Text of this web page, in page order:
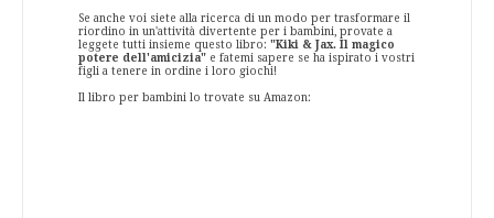
Se anche voi siete alla ricerca di un modo per trasformare il
riordino in un'attività divertente per i bambini, provate a
leggete tutti insieme questo libro: "Kiki & Jax. Il magico
potere dell'amicizia" e fatemi sapere se ha ispirato i vostri
figli a tenere in ordine i loro giochi!
Il libro per bambini lo trovate su Amazon: